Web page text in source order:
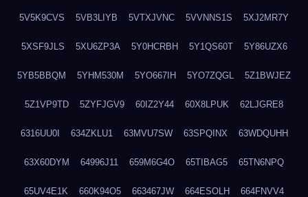
5V5K9CVS 5VB3LIYB 5VTXJVNC 5VVNNS1S 5XJ2MR7Y
5XSF9JLS 5XU6ZP3A 5Y0HCRBH 5Y1QS60T 5Y86UZX6
5YB5BBQM 5YHM530M 5YO667IH 5YO7ZQGL 5Z1BWJEZ
5Z1VP9TD 5ZYFJGV9 60IZ2Y44 60X8LPUK 62LJGRE8
6316UU0I 634ZKLU1 63MVU7SW 63SPQINX 63WDQUHH
63X60DYM 64996J11 659M6G4O 65TIBAG5 65TN6NPQ
65UV4E1K 660K94O5 663467JW 664ESOLH 664FNVV4